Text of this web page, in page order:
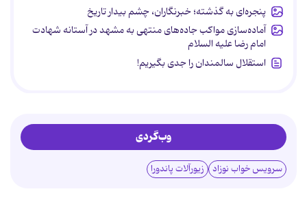
پنجره‌ای به گذشته؛ خبرنگاران، چشم بیدار تاریخ
آماده‌سازی مواکب جاده‌های منتهی به مشهد در آستانه شهادت
امام رضا علیه السلام
استقلال سالمندان را جدی بگیریم!
وب‌گردی
سرویس خواب نوزاد زیورآلات پاندورا